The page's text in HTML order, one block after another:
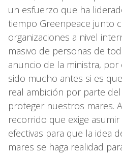
un esfuerzo que ha
tiempo Greenpeace junto
organizaciones a nivel
masivo de personas de
anuncio de la ministra,
sido mucho antes si es
real ambición por parte
proteger nuestros mares.
recorrido que exige
efectivas para que la idea
mares se haga realidad